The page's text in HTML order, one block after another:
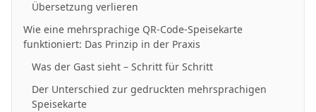
Übersetzung verlieren
Wie eine mehrsprachige QR-Code-Speisekarte
funktioniert: Das Prinzip in der Praxis
Was der Gast sieht – Schritt für Schritt
Der Unterschied zur gedruckten mehrsprachigen
Speisekarte